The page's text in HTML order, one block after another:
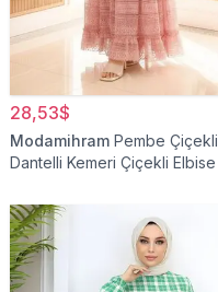
28,53$
Modamihram Pembe Çiçekli
Dantelli Kemeri Çiçekli Elbise